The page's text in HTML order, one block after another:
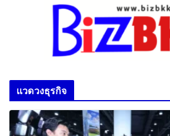
เเวดวงธุรกิจ